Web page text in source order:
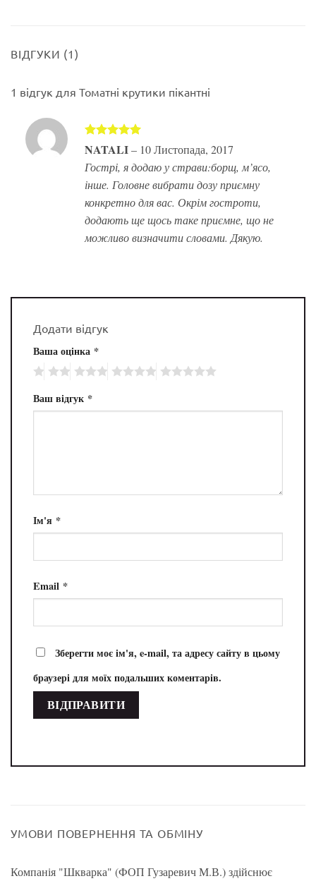
ВІДГУКИ (1)
1 відгук для Томатні крутики пікантні
Оцінено в
5 з 5
NATALI– 10 Листопада, 2017
Гострі, я додаю у страви:борщ, м’ясо,
інше. Головне вибрати дозу приємну
конкретно для вас. Окрім гостроти,
додають ще щось таке приємне, що не
можливо визначити словами. Дякую.
Додати відгук
Ваша оцінка *
Ваш відгук *
Ім'я *
Email *
Зберегти моє ім'я, e-mail, та адресу сайту в цьому
браузері для моїх подальших коментарів.
УМОВИ ПОВЕРНЕННЯ ТА ОБМІНУ
Компанія "Шкварка" (ФОП Гузаревич М.В.) здійснює